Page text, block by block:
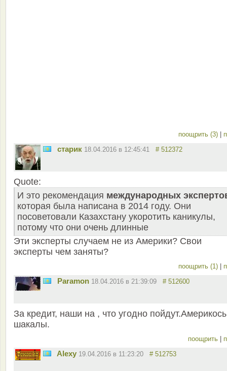
поощрить (3)
старик 18.04.2016 в 12:45:41 # 512372
Quote:
И это рекомендация международных
которая была написана в 2014 году. Они
посоветовали Казахстану укоротить каникулы,
потому что они очень длинные
Эти эксперты случаем не из Америки? Свои
эксперты чем заняты?
поощрить (1)
Paramon 18.04.2016 в 21:39:09 # 512600
За кредит, наши на , что угодно
шакалы.
поощрить
Alexy 19.04.2016 в 11:23:20 # 512753